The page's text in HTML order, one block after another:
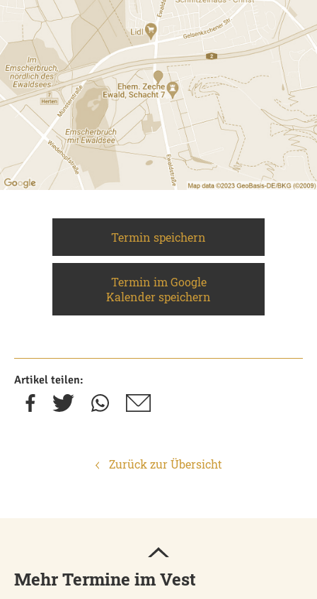
Termin speichern
Termin im Google
Kalender speichern
Artikel teilen:
Zurück zur Übersicht
Mehr Termine im Vest